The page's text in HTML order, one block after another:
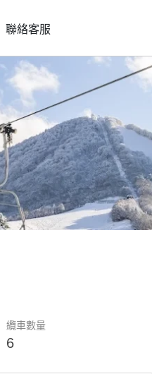
聯絡客服
纜車數量
6